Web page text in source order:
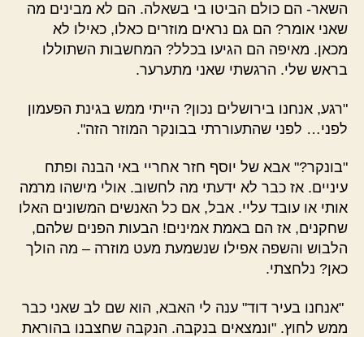
השאר- הם כולם הביטו בי בשאלה. הם לא מבינים מה
שאני אומר? הם גם נראים מוזרים כאלו, כאילו לא
מכאן. מאיפה הם הגיעו בכלל? המחשבות השתוללו
בראש שלי. הרגשתי שאני מתערער.
"רגע, אנחנו בירושלים נכון? הייתי ממש בגינת הפעמון
לפני… לפני שהתעוררתי בבונקר המוזר הזה".
"בונקר?" אבא של יוסף חזר אחריי באי הבנה ופתח
עיניים. אז כבר לא ידעתי מה לחשוב. אולי מישהו מרמה
אותי או עובד עליי. אבל, אם כל האנשים המשונים האלו
שחקנים, אז הם באמת אמינים! הבעות הפנים שלהם,
הלבוש והשפה אפילו שנשמעת מעט מוזרה – מה הולך
כאן? נלחצתי.
"אנחנו בעיר דוד" ענה לי האבא, הוא שם לב שאני כבר
ממש לחוץ. "ונמצאים בנקבה. הנקבה שחצבנו בהוראת